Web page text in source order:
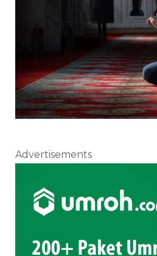
Advertisements